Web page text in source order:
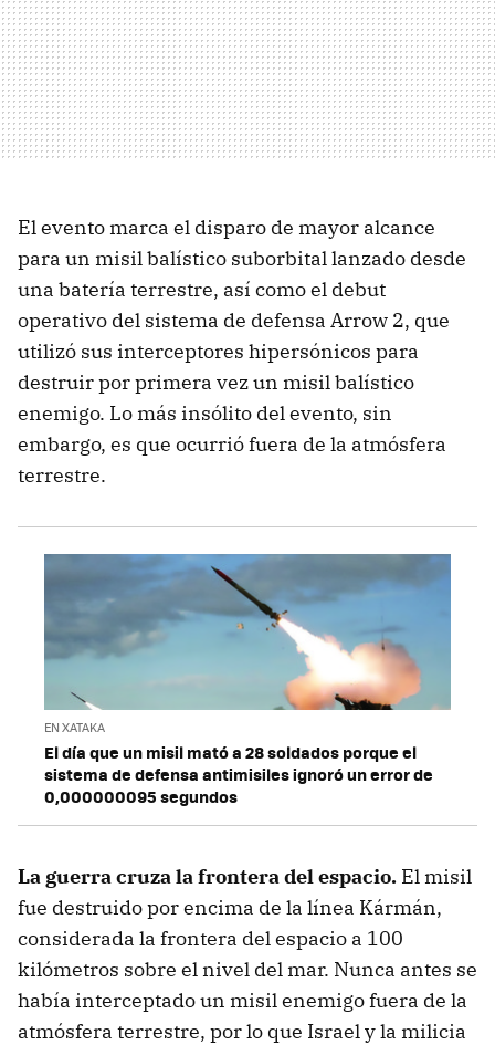
El evento marca el disparo de mayor alcance
para un misil balístico suborbital lanzado desde
una batería terrestre, así como el debut
operativo del sistema de defensa Arrow 2, que
utilizó sus interceptores hipersónicos para
destruir por primera vez un misil balístico
enemigo. Lo más insólito del evento, sin
embargo, es que ocurrió fuera de la atmósfera
terrestre.
EN XATAKA
El día que un misil mató a 28 soldados porque el
sistema de defensa antimisiles ignoró un error de
0,000000095 segundos
La guerra cruza la frontera del espacio. El misil
fue destruido por encima de la línea Kármán,
considerada la frontera del espacio a 100
kilómetros sobre el nivel del mar. Nunca antes se
había interceptado un misil enemigo fuera de la
atmósfera terrestre, por lo que Israel y la milicia